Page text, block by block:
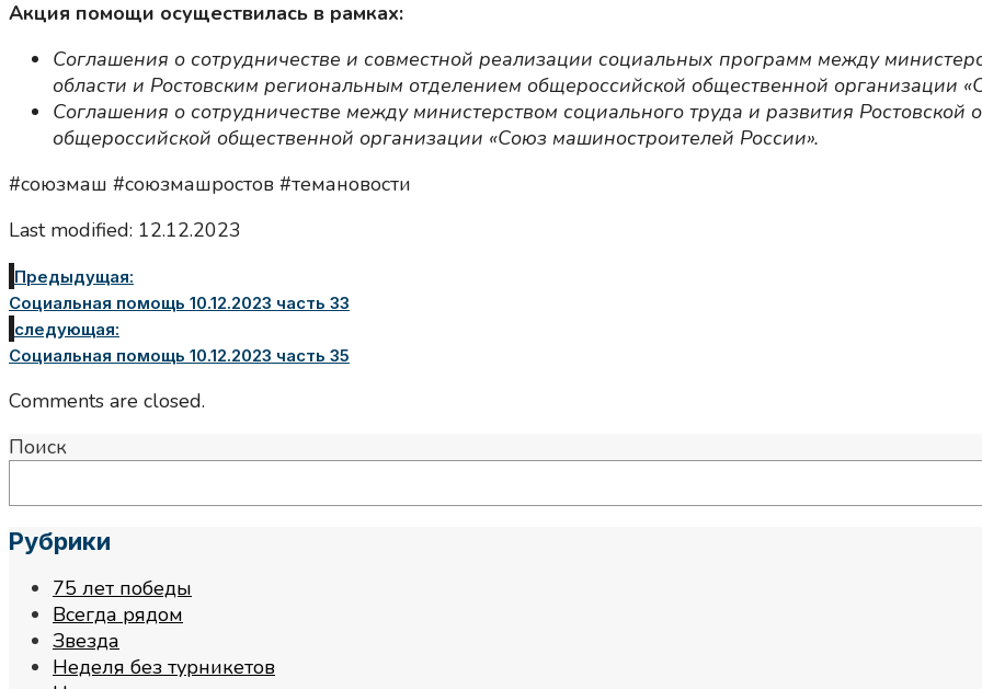
Акция помощи осуществилась в рамках:
Соглашения о сотрудничестве и совместной реализации социальных программ между
области и Ростовским региональным отделением общероссийской общественной организации
Соглашения о сотрудничестве между министерством социального труда и развития
общероссийской общественной организации «Союз машиностроителей России».
#союзмаш #союзмашростов #темановости
Last modified: 12.12.2023
Предыдущая:
Социальная помощь 10.12.2023 часть 33
следующая:
Социальная помощь 10.12.2023 часть 35
Comments are closed.
Поиск
Рубрики
75 лет победы
Всегда рядом
Звезда
Неделя без турникетов